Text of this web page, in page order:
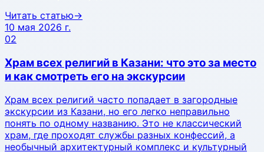
Читать статью→
10 мая 2026 г.
02
Храм всех религий в Казани: что это за место
и как смотреть его на экскурсии
Храм всех религий часто попадает в загородные
экскурсии из Казани, но его легко неправильно
понять по одному названию. Это не классический
храм, где проходят службы разных конфессий, а
необычный архитектурный комплекс и культурный